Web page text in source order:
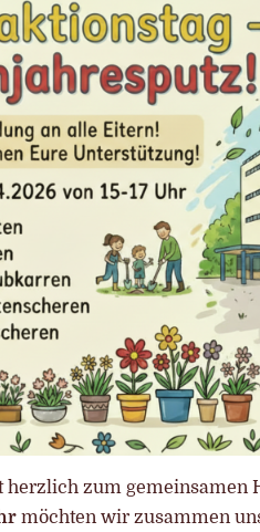
herzlich zum gemeinsamen
möchten wir zusammen